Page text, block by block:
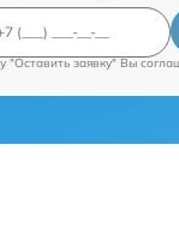
"Оставить заявку" Вы